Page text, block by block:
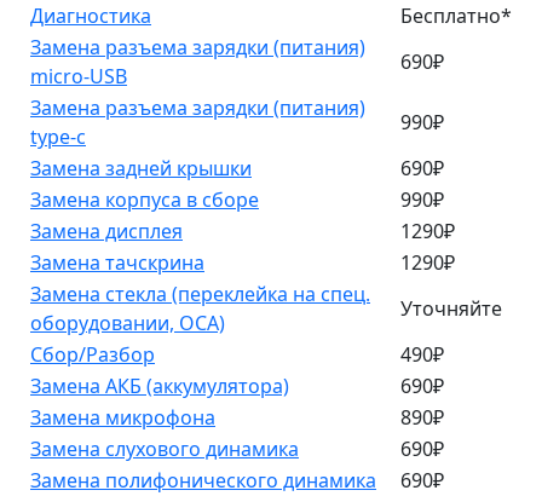
Диагностика
Бесплатно*
Замена разъема зарядки (питания)
micro-USB
690₽
Замена разъема зарядки (питания)
type-c
990₽
Замена задней крышки
690₽
Замена корпуса в сборе
990₽
Замена дисплея
1290₽
Замена тачскрина
1290₽
Замена стекла (переклейка на спец.
оборудовании, OCA)
Уточняйте
Сбор/Разбор
490₽
Замена АКБ (аккумулятора)
690₽
Замена микрофона
890₽
Замена слухового динамика
690₽
Замена полифонического динамика
690₽